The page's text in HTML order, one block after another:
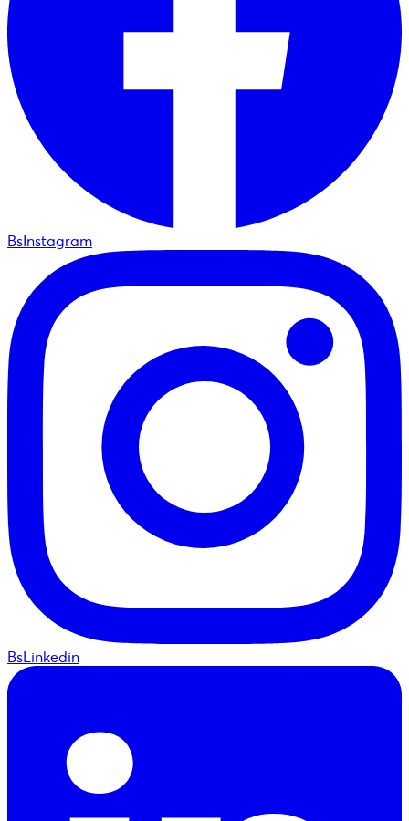
BsInstagram
BsLinkedin